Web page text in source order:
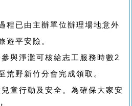
程已由主辦單位辦理場地意外
遊平安險。
與淨灘可核給志工服務時數2
荒野新竹分會完成領取。
童行動及安全。為確保大家安